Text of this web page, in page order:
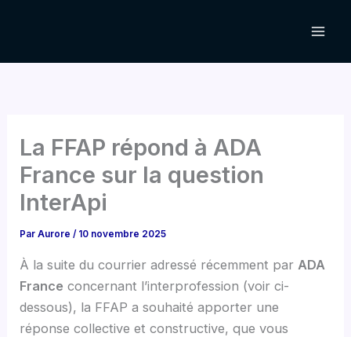
La FFAP répond à ADA
France sur la question
InterApi
ParAurore/ 10 novembre 2025
À la suite du courrier adressé récemment par ADA
France concernant l’interprofession (voir ci-
dessous), la FFAP a souhaité apporter une
réponse collective et constructive, que vous